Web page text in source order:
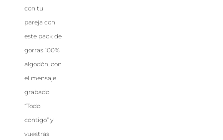
con tu
pareja con
este pack de
gorras 100%
algodón, con
el mensaje
grabado
“Todo
contigo” y
vuestras